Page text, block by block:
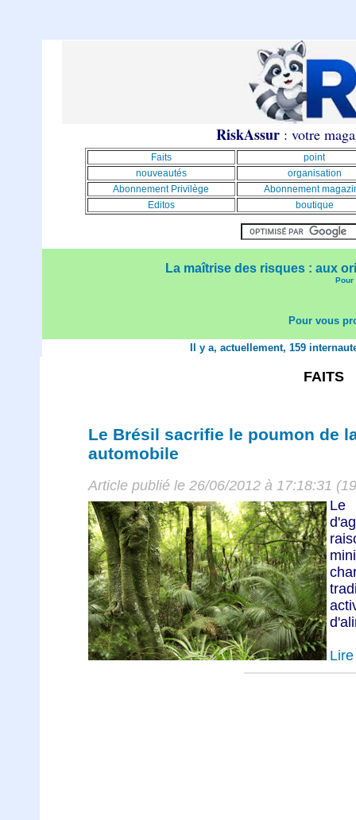
RiskAssur: votre
Faits
point
nouveautés
organisation
Abonnement Privilège
Abonnement
Editos
boutique
La maîtrise des risques : aux
Pour
Pour vous
Il y a, actuellement, 159
FAITS
Le Brésil sacrifie le poumon de
automobile
Article publié le 26/06/2012 à 17:18:31
Le